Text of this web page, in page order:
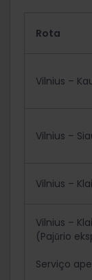
Rota
Vilnius –
Vilnius –
Vilnius –
Vilnius –
(Pajūrio
Serviço